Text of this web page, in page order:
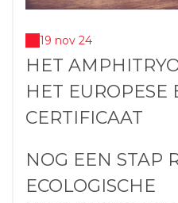
19 nov 24
HET
HET EUROPESE
CERTIFICAAT
NOG EEN STAP
ECOLOGISCHE